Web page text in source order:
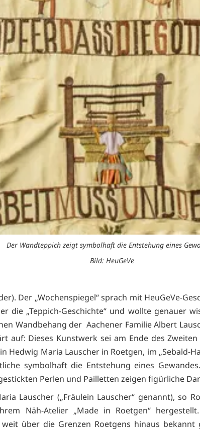
Der Wandteppich zeigt symbolhaft die Entstehung eines
Bild: HeuGeVe
Der „Wochenspiegel“ sprach mit HeuGeVe-
die „Teppich-Geschichte“ und wollte genauer
Wandbehang der Aachener Familie Albert
auf: Dieses Kunstwerk sei am Ende des
Hedwig Maria Lauscher in Roetgen, im „Sebald-
symbolhaft die Entstehung eines
Perlen und Pailletten zeigen figürliche
Lauscher („Fräulein Lauscher“ genannt), so
Näh-Atelier „Made in Roetgen“
über die Grenzen Roetgens hinaus bekannt